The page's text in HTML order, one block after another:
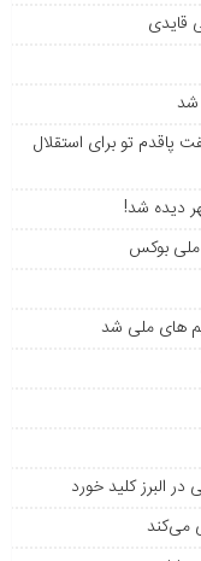
قایدی
پاقدم تو برای استقلال
دیده شد!
ملی بوکس
البرز کلید خورد
می‌کند